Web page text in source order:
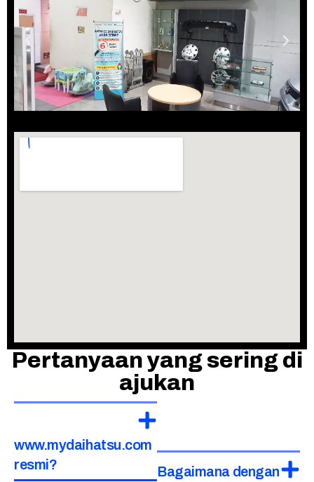
Pertanyaan yang sering di
ajukan
www.mydaihatsu.com
resmi?
Bagaimana dengan